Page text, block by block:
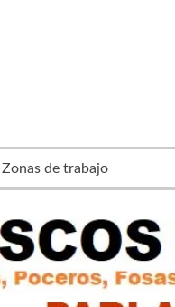
Zonas de trabajo